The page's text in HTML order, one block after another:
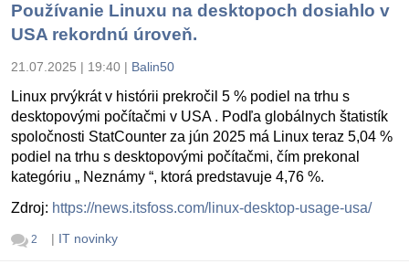
Používanie Linuxu na desktopoch dosiahlo v
USA rekordnú úroveň.
21.07.2025 | 19:40 | Balin50
Linux prvýkrát v histórii prekročil 5 % podiel na trhu s
desktopovými počítačmi v USA . Podľa globálnych štatistík
spoločnosti StatCounter za jún 2025 má Linux teraz 5,04 %
podiel na trhu s desktopovými počítačmi, čím prekonal
kategóriu „ Neznámy “, ktorá predstavuje 4,76 %.
Zdroj: https://news.itsfoss.com/linux-desktop-usage-usa/
2 | IT novinky